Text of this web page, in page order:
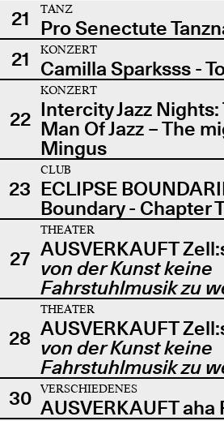
21
TANZ
Pro Senectute
21
KONZERT
Camilla Sparksss -
22
KONZERT
Intercity Jazz
Man Of Jazz – The
Mingus
23
CLUB
ECLIPSE
Boundary - Chapter
27
THEATER
AUSVERKAUFT
von der Kunst keine
Fahrstuhlmusik zu
28
THEATER
AUSVERKAUFT
von der Kunst keine
Fahrstuhlmusik zu
30
VERSCHIEDENES
AUSVERKAUFT